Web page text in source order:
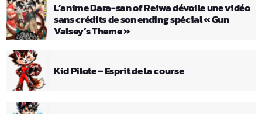
L’anime Dara-san of Reiwa dévoile une vidéo
sans crédits de son ending spécial « Gun
Valsey’s Theme »
Kid Pilote – Esprit de la course